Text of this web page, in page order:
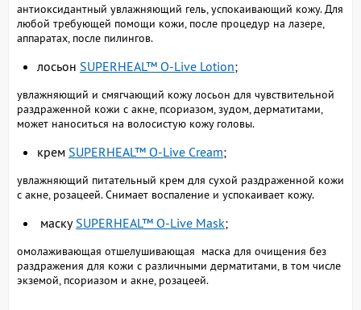
антиоксидантный увлажняющий гель, успокаивающий кожу. Для
любой требующей помощи кожи, после процедур на лазере,
аппаратах, после пилингов.
лосьон SUPERHEAL™ O-Live Lotion;
увлажняющий и смягчающий кожу лосьон для чувствительной
раздраженной кожи с акне, псориазом, зудом, дерматитами,
может наноситься на волосистую кожу головы.
крем SUPERHEAL™ O-Live Cream;
увлажняющий питательный крем для сухой раздраженной кожи
с акне, розацеей. Снимает воспаление и успокаивает кожу.
маску SUPERHEAL™ O-Live Mask;
омолаживающая отшелушивающая маска для очищения без
раздражения для кожи с различными дерматитами, в том числе
экземой, псориазом и акне, розацеей.